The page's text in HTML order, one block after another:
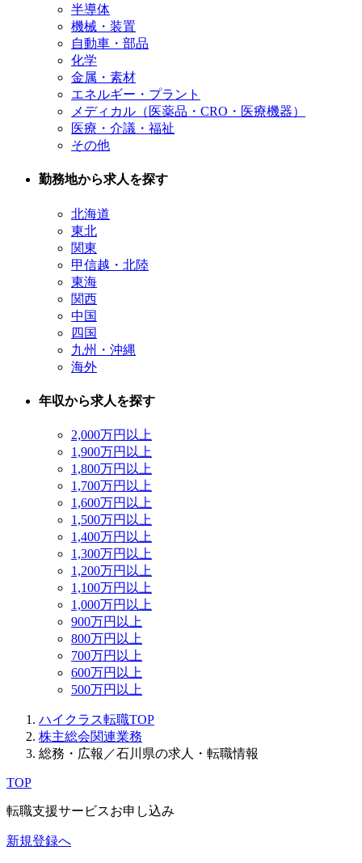
半導体
機械・装置
自動車・部品
化学
金属・素材
エネルギー・プラント
メディカル（医薬品・CRO・医療機器）
医療・介議・福祉
その他
勤務地から求人を探す
北海道
東北
関東
甲信越・北陸
東海
関西
中国
四国
九州・沖縄
海外
年収から求人を探す
2,000万円以上
1,900万円以上
1,800万円以上
1,700万円以上
1,600万円以上
1,500万円以上
1,400万円以上
1,300万円以上
1,200万円以上
1,100万円以上
1,000万円以上
900万円以上
800万円以上
700万円以上
600万円以上
500万円以上
ハイクラス転職TOP
株主総会関連業務
総務・広報／石川県の求人・転職情報
TOP
転職支援サービスお申し込み
新規登録へ